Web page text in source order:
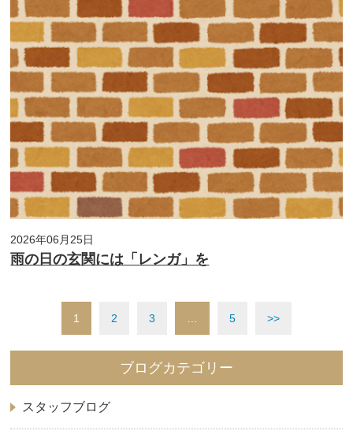
2026年06月25日
雨の日の玄関には「レンガ」を
1 2 3 5 >>
ブログカテゴリー
スタッフブログ